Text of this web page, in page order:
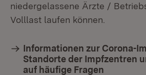
niedergelassene Ärzte /
Volllast laufen können.
Informationen zur Corona-
Standorte der Impfzentren
auf häufige Fragen